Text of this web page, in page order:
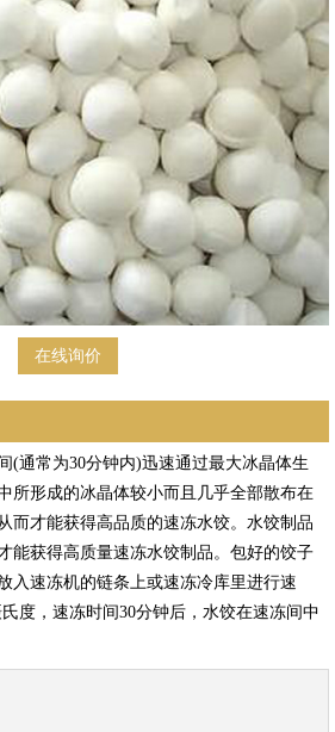
在线询价
(通常为30分钟内)迅速通过最大冰晶体生
所形成的冰晶体较小而且几乎全部散布在
而才能获得高品质的速冻水饺。水饺制品
能获得高质量速冻水饺制品。包好的饺子
入速冻机的链条上或速冻冷库里进行速
度，速冻时间30分钟后，水饺在速冻间中